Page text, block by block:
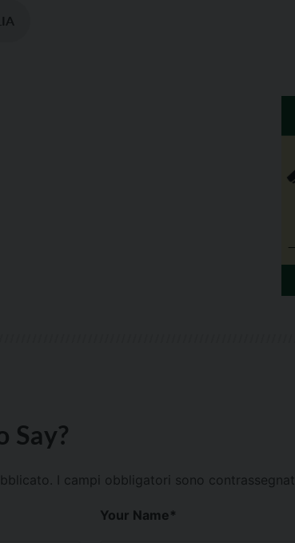
Say?
I campi obbligatori sono contrassegnati
Your Name*